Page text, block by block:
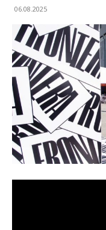
06.08.2025